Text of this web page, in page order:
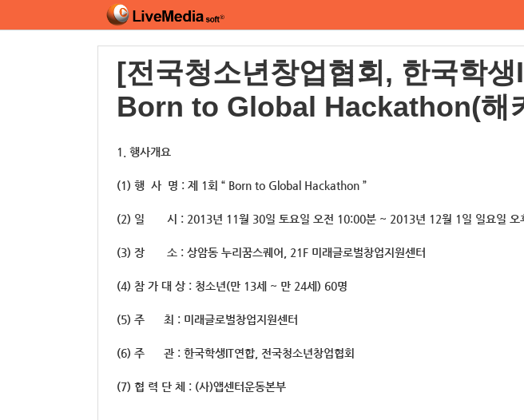
[전국청소년창업협회, 한국학
Born to Global Hackathon(해
1. 행사개요
(1) 행 사 명 : 제 1회 “ Born to Global Hackathon ”
(2) 일 시 : 2013년 11월 30일 토요일 오전 10:00분 ~ 2013년 12월 1일 일요일 오
(3) 장 소 : 상암동 누리꿈스퀘어, 21F 미래글로벌창업지원센터
(4) 참 가 대 상 : 청소년(만 13세 ~ 만 24세) 60명
(5) 주 최 : 미래글로벌창업지원센터
(6) 주 관 : 한국학생IT연합, 전국청소년창업협회
(7) 협 력 단 체 : (사)앱센터운동본부